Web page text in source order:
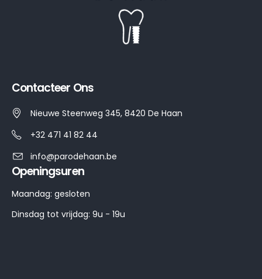
Contacteer Ons
Nieuwe Steenweg 345, 8420 De Haan
+32 471 41 82 44
info@parodehaan.be
Openingsuren
Maandag: gesloten
Dinsdag tot vrijdag: 9u - 19u